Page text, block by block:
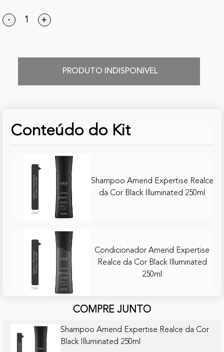
- +
PRODUTO INDISPONIVEL
Conteúdo do Kit
Shampoo Amend Expertise Realce
da Cor Black Illuminated 250ml
Condicionador Amend Expertise
Realce da Cor Black Illuminated
250ml
COMPRE JUNTO
Shampoo Amend Expertise Realce da Cor
Black Illuminated 250ml